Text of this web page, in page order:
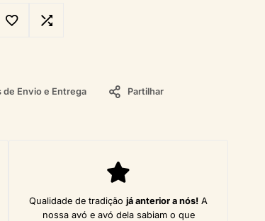
de Envio e Entrega Partilhar
Qualidade de tradição já anterior a nós! A
nossa avó e avó dela sabiam o que